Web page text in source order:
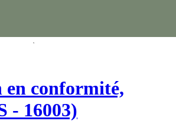
en conformité,
- 16003)